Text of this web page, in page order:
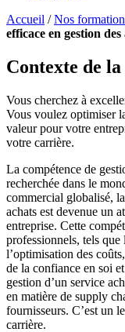
Accueil /Nos
efficace en gestion des
Contexte de
Vous cherchez à
Vous voulez optimiser
valeur pour votre
votre carrière.
La compétence de
recherchée dans le
commercial globalisé,
achats est devenue un
entreprise. Cette
professionnels, tels que
l’optimisation des
de la confiance en soi
gestion d’un service
en matière de supply
fournisseurs. C’est un
carrière.